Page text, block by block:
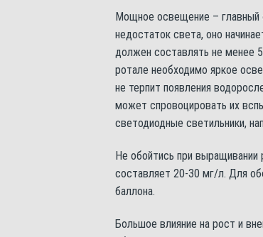
Мощное освещение – главный
недостаток света, оно
должен составлять не менее
ротале необходимо яркое
не терпит появления
может спровоцировать их
светодиодные светильники,
Не обойтись при выращивании
составляет 20-30 мг/л. Для
баллона.
Большое влияние на рост и